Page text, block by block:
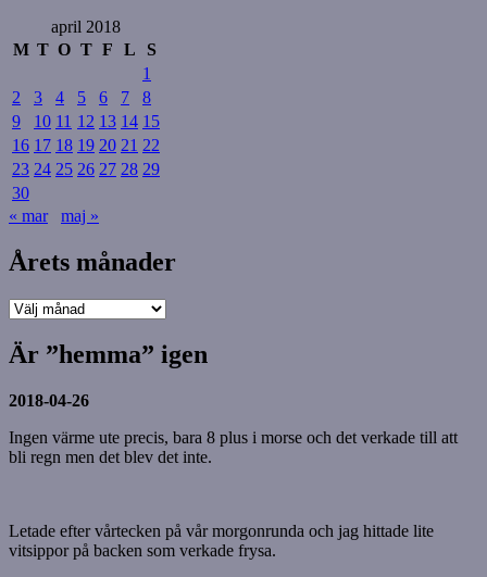
april 2018
M T O T F L
S
1
2
3 4 5 6 7
8
9
10 11 12 13 14 15
16 17 18 19 20 21 22
23 24 25 26 27 28 29
30
« mar
maj »
Årets månader
Årets
Är ”hemma” igen
2018-04-26
Ingen värme ute precis, bara 8 plus i morse och det verkade till att
bli regn men det blev det inte.
Letade efter vårtecken på vår morgonrunda och jag hittade lite
vitsippor på backen som verkade frysa.